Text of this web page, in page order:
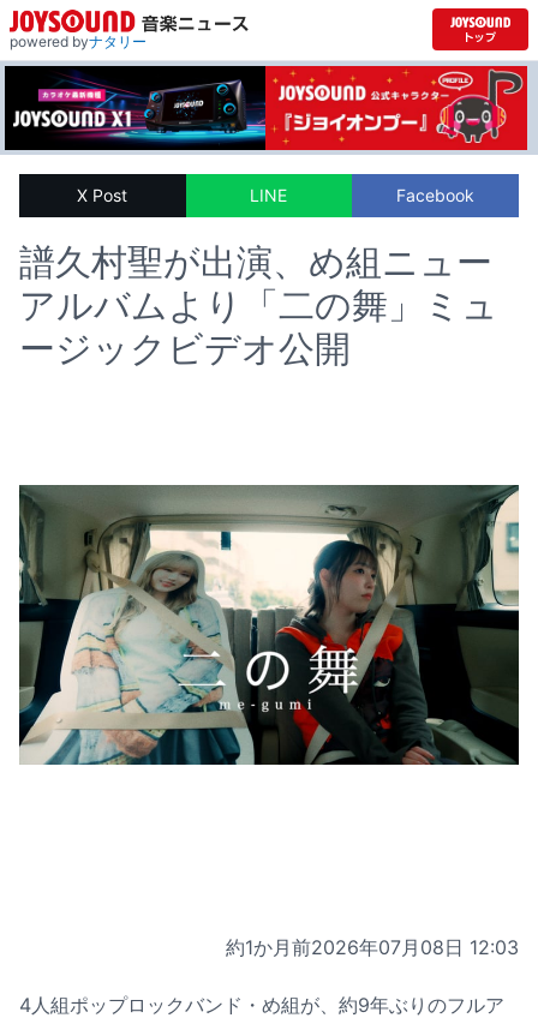
powered byナタリー
X Post LINE Facebook
譜久村聖が出演、め組ニュー
アルバムより「二の舞」ミュ
ージックビデオ公開
約1か月前2026年07月08日 12:03
4人組ポップロックバンド・め組が、約9年ぶりのフルア